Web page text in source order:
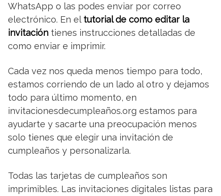
WhatsApp o las podes enviar por correo
electrónico. En el tutorial de como editar la
invitación tienes instrucciones detalladas de
como enviar e imprimir.
Cada vez nos queda menos tiempo para todo,
estamos corriendo de un lado al otro y dejamos
todo para último momento, en
invitacionesdecumpleaños.org estamos para
ayudarte y sacarte una preocupación menos
solo tienes que elegir una invitación de
cumpleaños y personalizarla.
Todas las tarjetas de cumpleaños son
imprimibles. Las invitaciones digitales listas para